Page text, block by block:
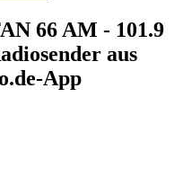
66 AM - 101.9
aus
App